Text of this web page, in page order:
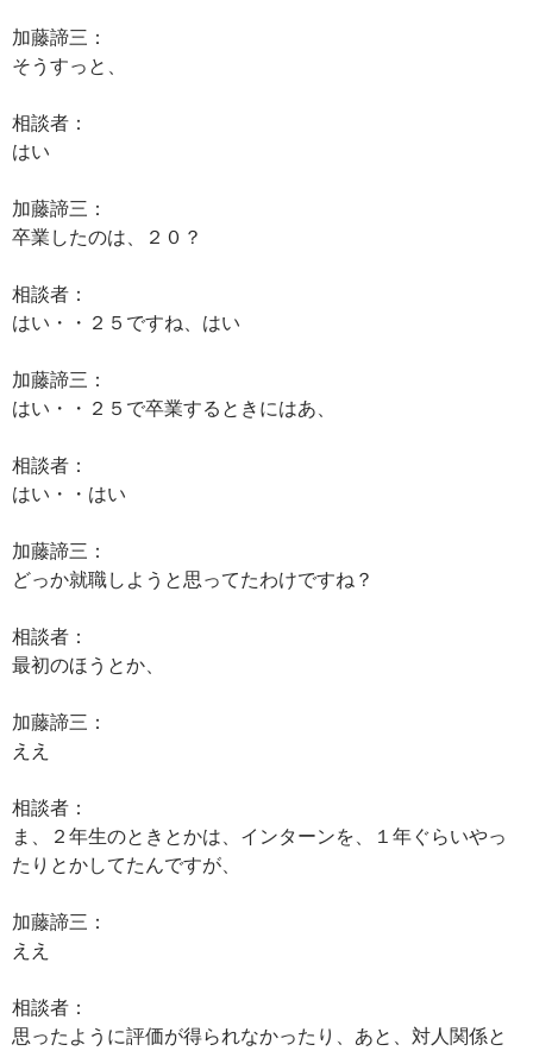
加藤諦三：
そうすっと、
相談者：
はい
加藤諦三：
卒業したのは、２０？
相談者：
はい・・２５ですね、はい
加藤諦三：
はい・・２５で卒業するときにはあ、
相談者：
はい・・はい
加藤諦三：
どっか就職しようと思ってたわけですね？
相談者：
最初のほうとか、
加藤諦三：
ええ
相談者：
ま、２年生のときとかは、インターンを、１年ぐらいやっ
たりとかしてたんですが、
加藤諦三：
ええ
相談者：
思ったように評価が得られなかったり、あと、対人関係と